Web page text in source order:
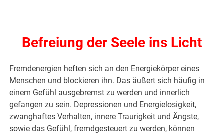
Befreiung der Seele ins Licht
Fremdenergien heften sich an den Energiekörper eines
Menschen und blockieren ihn. Das äußert sich häufig in
einem Gefühl ausgebremst zu werden und innerlich
gefangen zu sein. Depressionen und Energielosigkeit,
zwanghaftes Verhalten, innere Traurigkeit und Ängste,
sowie das Gefühl, fremdgesteuert zu werden, können